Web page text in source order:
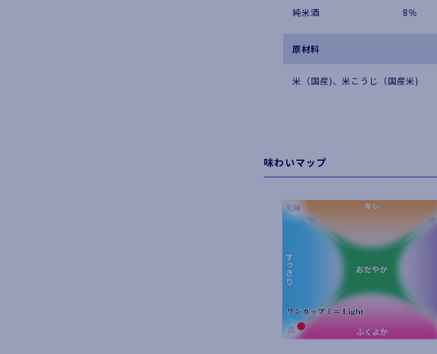
純米酒 8％
原材料
米（国産)、米こうじ（国産米)
味わいマップ